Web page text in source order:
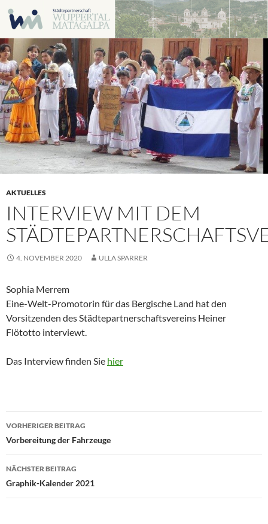
Zum
Inhalt
AKTUELLES
INTERVIEW MIT DEM
4. NOVEMBER 2020 ULLA SPARRER
Sophia Merrem
Eine-Welt-Promotorin für das Bergische Land hat den
Vorsitzenden des Städtepartnerschaftsvereins Heiner
Flötotto interviewt.
Das Interview finden Sie hier
Beitragsnavigation
VORHERIGER BEITRAG
Vorbereitung der Fahrzeuge
NÄCHSTER BEITRAG
Graphik-Kalender 2021